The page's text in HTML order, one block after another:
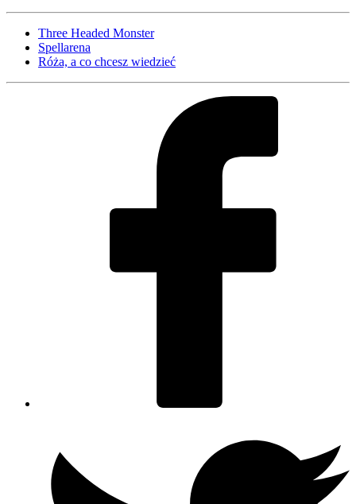
Three Headed Monster
Spellarena
Róża, a co chcesz wiedzieć